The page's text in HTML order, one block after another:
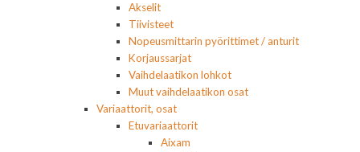
Akselit
Tiivisteet
Nopeusmittarin pyörittimet / anturit
Korjaussarjat
Vaihdelaatikon lohkot
Muut vaihdelaatikon osat
Variaattorit, osat
Etuvariaattorit
Aixam